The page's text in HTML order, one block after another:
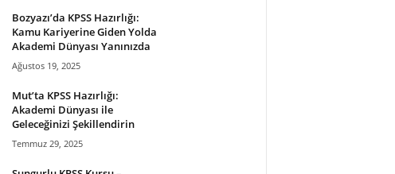
Bozyazı’da KPSS Hazırlığı:
Kamu Kariyerine Giden Yolda
Akademi Dünyası Yanınızda
Ağustos 19, 2025
Mut’ta KPSS Hazırlığı:
Akademi Dünyası ile
Geleceğinizi Şekillendirin
Temmuz 29, 2025